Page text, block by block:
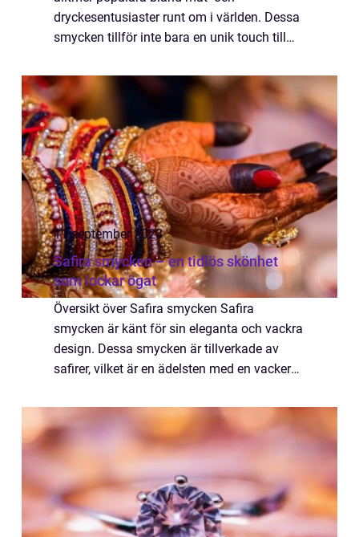
dryckesentusiaster runt om i världen. Dessa
smycken tillför inte bara en unik touch till
uttryck för ens identitet och kreativitet. ...
11 september 2023
Safira smycken – en tidlös skönhet
som lockar ögat
Översikt över Safira smycken Safira
smycken är känt för sin eleganta och vackra
design. Dessa smycken är tillverkade av
safirer, vilket är en ädelsten med en vacker
hållbarhet, vilket gör dem till ett po...